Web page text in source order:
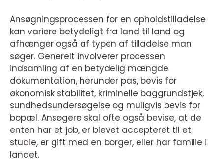
Ansøgningsprocessen for en opholdstilladelse
kan variere betydeligt fra land til land og
afhænger også af typen af tilladelse man
søger. Generelt involverer processen
indsamling af en betydelig mængde
dokumentation, herunder pas, bevis for
økonomisk stabilitet, kriminelle baggrundstjek,
sundhedsundersøgelse og muligvis bevis for
bopæl. Ansøgere skal ofte også bevise, at de
enten har et job, er blevet accepteret til et
studie, er gift med en borger, eller har familie i
landet.